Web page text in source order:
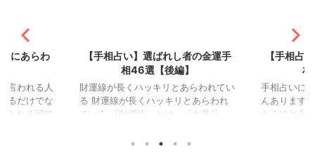
2021/7/31
にあらわ
言われる人
るだけでな
たれる可能
【手相占い】選ばれし者の金運手
相46選【後編】
財運線が長くハッキリとあらわれてい
る 財運線が長くハッキリとあらわれ
ている 『財運線』とは、『水星丘』
貯蓄力を司る相です。 この財運線が
【手相占
相
手相占いに
んあります
あるほど金